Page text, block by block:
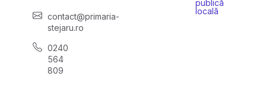
contact@primaria-
stejaru.ro
0240
564
809
publică
locală